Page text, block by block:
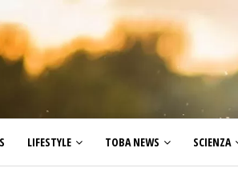
LIFESTYLE TOBA NEWS SCIENZA